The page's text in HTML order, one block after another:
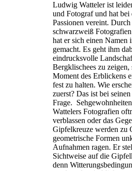
Ludwig Watteler ist
und Fotograf und hat bei
Passionen vereint.
schwarzweiß
hat er sich einen Namen
gemacht. Es geht ihm
eindrucksvolle
Bergklischees zu zeigen,
Moment des Erblickens
fest zu halten. Wie
zuerst? Das ist bei
Frage.
Wattelers Fotografien
verblassen oder das
Gipfelkreuze werden zu
geometrische Formen
Aufnahmen ragen. Er
Sichtweise auf die
denn